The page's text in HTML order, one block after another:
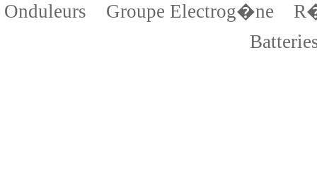
Onduleurs
Groupe Electrog�ne